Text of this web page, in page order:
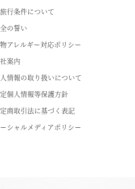
行条件について
の誓い
アレルギー対応ポリシー
案内
情報の取り扱いについて
個人情報等保護方針
商取引法に基づく表記
シャルメディアポリシー